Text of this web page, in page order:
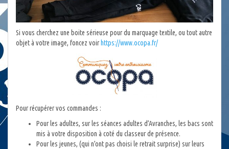
Si vous cherchez une boite sérieuse pour du marquage textile, ou tout autre
objet à votre image, foncez voir https://www.ocopa.fr/
Pour récupérer vos commandes :
Pour les adultes, sur les séances adultes d’Avranches, les bacs sont
mis à votre disposition à coté du classeur de présence.
Pour les jeunes, (qui n’ont pas choisi le retrait surprise) sur leurs